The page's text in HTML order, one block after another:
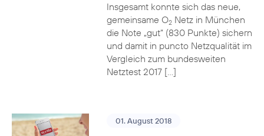
Insgesamt konnte sich das neue,
gemeinsame O2Netz in München
die Note „gut“ (830 Punkte) sichern
und damit in puncto Netzqualität im
Vergleich zum bundesweiten
Netztest 2017 […]
01. August 2018